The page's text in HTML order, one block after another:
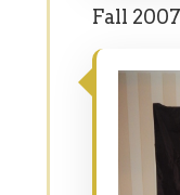
Fall 2007